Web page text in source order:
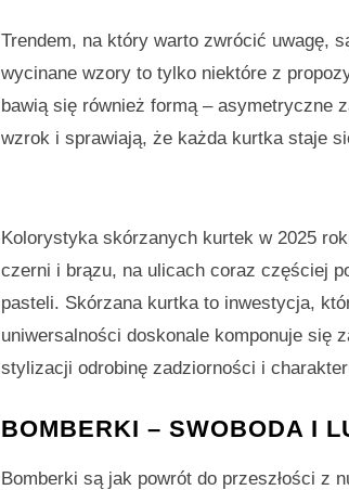
Trendem, na który warto zwrócić uwagę,
wycinane wzory to tylko niektóre z
bawią się również formą – asymetryczne
wzrok i sprawiają, że każda kurtka staje
Kolorystyka skórzanych kurtek w 2025
czerni i brązu, na ulicach coraz częściej
pasteli. Skórzana kurtka to inwestycja,
uniwersalności doskonale komponuje się
stylizacji odrobinę zadziorności i
BOMBERKI – SWOBODA I
Bomberki są jak powrót do przeszłości z